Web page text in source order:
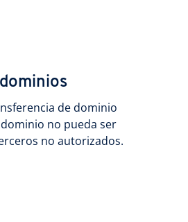
de dominio
no pueda ser
no autorizados.